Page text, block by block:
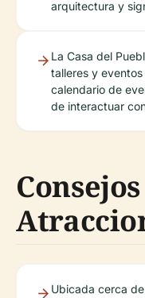
arquitectura y
La Casa del
talleres y
calendario de
de interactuar
Ubicada cerca